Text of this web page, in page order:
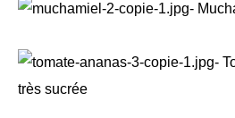
-
-
très sucrée